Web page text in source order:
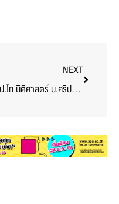
NEXT
นศ.ป.โท นิติศาสตร์ ม.ศรีปทุม เรียนกับตัวจริง ประสบการณ์จริง เรือนจำกลางคลองเปรม